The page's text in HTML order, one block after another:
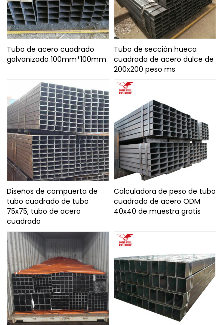
Tubo de acero cuadrado
galvanizado 100mm*100mm
Tubo de sección hueca
cuadrada de acero dulce de
200x200 peso ms
Diseños de compuerta de
tubo cuadrado de tubo
75x75, tubo de acero
cuadrado
Calculadora de peso de tubo
cuadrado de acero ODM
40x40 de muestra gratis